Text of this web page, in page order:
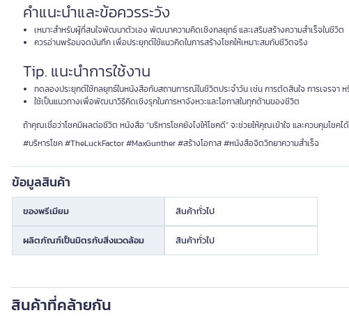
คำแนะนำและข้อควรระวัง
เหมาะสำหรับผู้ที่สนใจพัฒนาตัวเอง พัฒนาความคิดเชิงกลยุทธ์ และเสริมสร้างความสำเร็จในชีวิต
ควรอ่านพร้อมจดบันทึก เพื่อประยุกต์ใช้แนวคิดในการสร้างโชคให้เหมาะสมกับชีวิตจริง
Tip. แนะนำการใช้งาน
ทดลองประยุกต์ใช้กลยุทธ์ในหนังสือกับสถานการณ์ในชีวิตประจำวัน เช่น การตัดสินใจ การเจรจา
ใช้เป็นแนวทางเพื่อพัฒนาวิธีคิดเชิงรุกในการหาจังหวะและโอกาสในทุกด้านของชีวิต
ถ้าคุณเชื่อว่าโชคมีผลต่อชีวิต หนังสือ “บริหารโชคยังไงให้โชคดี” จะช่วยให้คุณเข้าใจ และควบคุมโชคไ
#บริหารโชค #TheLuckFactor #MaxGunther #สร้างโอกาส #หนังสือจิตวิทยาความสำเร็จ
ข้อมูลสินค้า
ของพรีเมียม สินค้าทั่วไป
ผลิตภัณฑ์เป็นมิตรกับสิ่งแวดล้อม สินค้าทั่วไป
สินค้าที่คล้ายกัน